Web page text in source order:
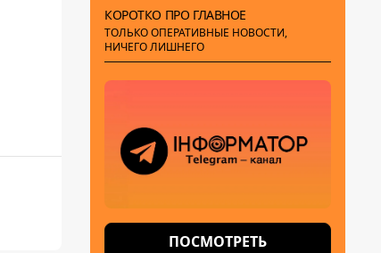
КОРОТКО ПРО ГЛАВНОЕ
ТОЛЬКО ОПЕРАТИВНЫЕ НОВОСТИ,
НИЧЕГО ЛИШНЕГО
ПОСМОТРЕТЬ